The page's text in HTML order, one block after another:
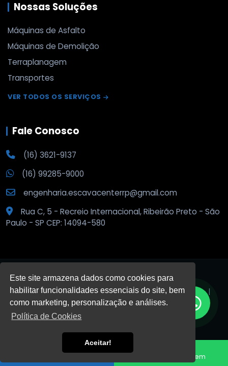
Este site armazena dados como cookies para
habilitar funcionalidades essenciais do site, bem
como marketing, personalização e análises.
Política de Cookies
Aceitar!
Nossas Soluções
Máquinas de Asfalto
Máquinas de Demolição
Terraplanagem
Transportes
VER TODOS OS SERVIÇOS
Fale Conosco
(16) 3621-9137
(16) 99285-9000
engenharia.escavacenterrp@gmail.com
Rua C, 5 - Recreio Internacional, Ribeirão Preto - São
Paulo - SP CEP: 14094-580
© 2026Escava Center .Todos os direitos reservados. |
Privacidade
HTML5 VALID CSS3 Enviar Mensagem